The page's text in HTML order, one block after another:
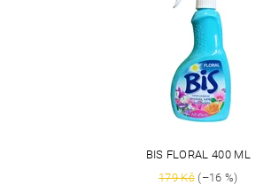
BIS FLORAL 400 ML
179 Kč(–16 %)